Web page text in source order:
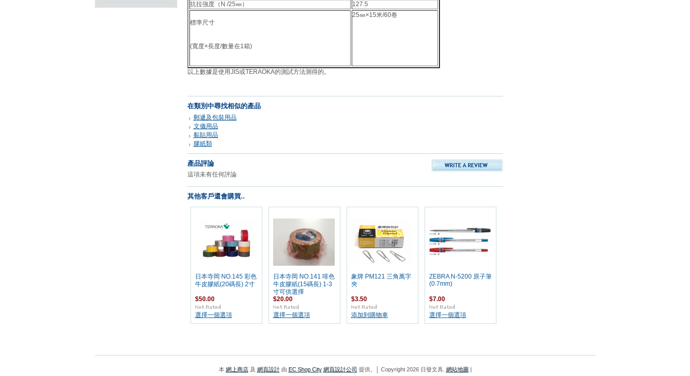
抗拉強度（N /25㎜）
127.5
標準尺寸
(寬度×長度/數量在1箱)
25㎜×15米/60卷
以上數據是使用JIS或TERAOKA的測試方法測得的。
在類別中尋找相似的產品
郵遞及包裝用品
文儀用品
黏貼用品
膠紙類
產品評論
這項未有任何評論
其他客戶還會購買..
日本寺岡 NO.145 彩色
牛皮膠紙(20碼長) 2寸
$50.00
選擇一個選項
日本寺岡 NO.141 啡色
牛皮膠紙(15碼長) 1-3
寸可供選擇
$20.00
選擇一個選項
象牌 PM121 三角萬字
夾
$3.50
添加到購物車
ZEBRA N-5200 原子筆
(0.7mm)
$7.00
選擇一個選項
本 網上商店 及 網頁設計由 EC Shop City 網頁設計公司 提供。│ Copyright 2026 日發文具. 網站地圖 |